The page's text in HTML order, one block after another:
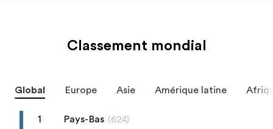
Classement mondial
Global Europe Asie Amérique latine
1 Pays-Bas (624)